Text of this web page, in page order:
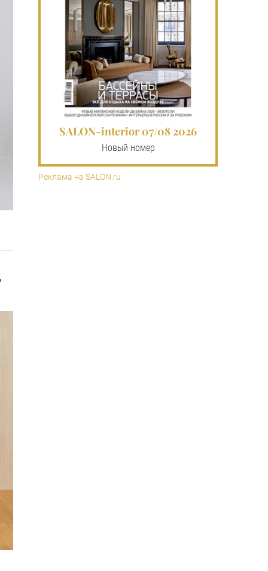
SALON-interior 07/08 2026
Новый номер
Реклама на SALON.ru